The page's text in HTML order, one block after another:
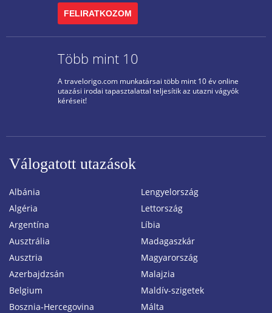
FELIRATKOZOM
Több mint 10
A travelorigo.com munkatársai több mint 10 év online
utazási irodai tapasztalattal teljesítik az utazni vágyók
kéréseit!
Válogatott utazások
Albánia
Algéria
Argentína
Ausztrália
Ausztria
Azerbajdzsán
Belgium
Bosznia-Hercegovina
Lengyelország
Lettország
Líbia
Madagaszkár
Magyarország
Malajzia
Maldív-szigetek
Málta